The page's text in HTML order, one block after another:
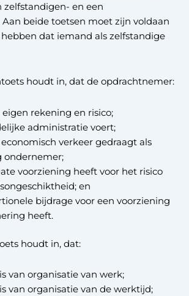
zelfstandigen- en een
beide toetsen moet zijn voldaan
dat iemand als zelfstandige
houdt in, dat de opdrachtnemer:
rekening en risico;
administratie voert;
verkeer gedraagt als
ondernemer;
voorziening heeft voor het risico
en
bijdrage voor een voorziening
heeft.
houdt in, dat:
van organisatie van werk;
van organisatie van de werktijd;